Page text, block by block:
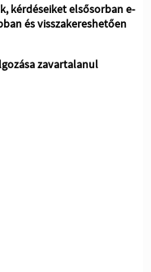
kérdéseiket elsősorban e-
és visszakereshetően
zavartalanul